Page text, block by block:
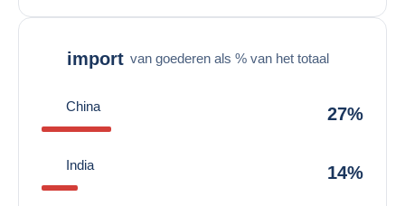
import van goederen als % van het totaal
China 27%
India 14%